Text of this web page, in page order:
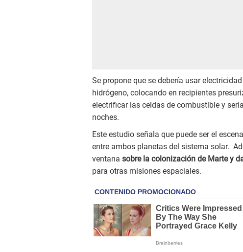
Se propone que se debería usar
hidrógeno, colocando en recipientes
electrificar las celdas de combustible y
noches.
Este estudio señala que puede ser el
entre ambos planetas del sistema solar.
ventana sobre la colonización de Marte y
para otras misiones espaciales.